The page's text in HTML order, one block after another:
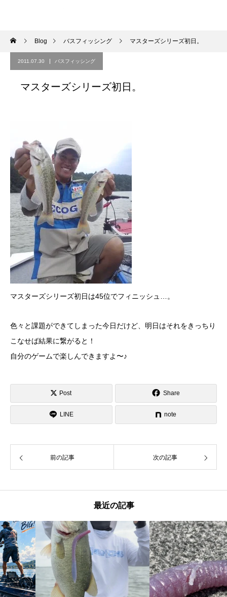
Blog バスフィッシング マスターズシリーズ初日。
2011.07.30 バスフィッシング
マスターズシリーズ初日。
マスターズシリーズ初日は45位でフィニッシュ…。
色々と課題ができてしまった今日だけど、明日はそれをきっちり
こなせば結果に繋がると！
自分のゲームで楽しんできますよ〜♪
Post Share
LINE note
前の記事 次の記事
最近の記事